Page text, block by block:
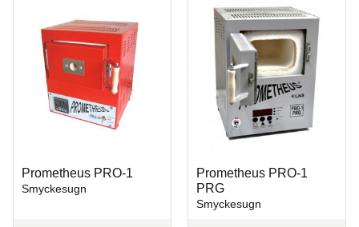
Prometheus PRO-1
Smyckesugn
Prometheus PRO-1
PRG
Smyckesugn